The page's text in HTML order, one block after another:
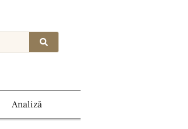
Analiză